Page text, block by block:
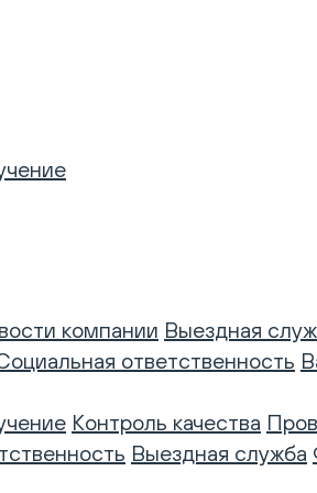
компании Выездная
ответственность
Контроль качества
Выездная служба